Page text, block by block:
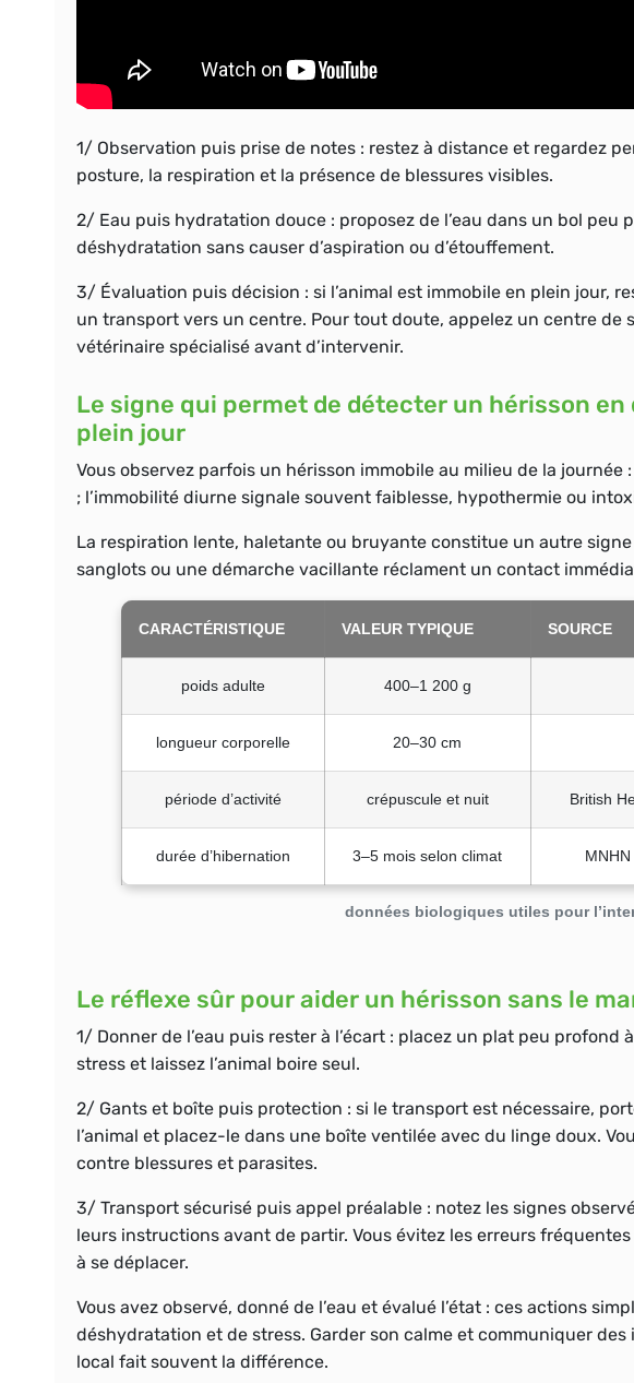
1/ Observation puis prise de notes : restez à distance et regardez
posture, la respiration et la présence de blessures visibles.
2/ Eau puis hydratation douce : proposez de l’eau dans un bol peu
déshydratation sans causer d’aspiration ou d’étouffement.
3/ Évaluation puis décision : si l’animal est immobile en plein jour,
un transport vers un centre. Pour tout doute, appelez un centre de
vétérinaire spécialisé avant d’intervenir.
Le signe qui permet de détecter un hérisson en
plein jour
Vous observez parfois un hérisson immobile au milieu de la journée
; l’immobilité diurne signale souvent faiblesse, hypothermie ou
La respiration lente, haletante ou bruyante constitue un autre signe
sanglots ou une démarche vacillante réclament un contact
données biologiques utiles pour
CARACTÉRISTIQUE VALEUR TYPIQUE SOURCE
poids adulte 400–1 200 g
longueur corporelle 20–30 cm
période d’activité crépuscule et nuit British
durée d’hibernation 3–5 mois selon climat
Le réflexe sûr pour aider un hérisson sans le
1/ Donner de l’eau puis rester à l’écart : placez un plat peu profond
stress et laissez l’animal boire seul.
2/ Gants et boîte puis protection : si le transport est nécessaire,
l’animal et placez-le dans une boîte ventilée avec du linge doux.
contre blessures et parasites.
3/ Transport sécurisé puis appel préalable : notez les signes
leurs instructions avant de partir. Vous évitez les erreurs
à se déplacer.
Vous avez observé, donné de l’eau et évalué l’état : ces actions
déshydratation et de stress. Garder son calme et communiquer
local fait souvent la différence.